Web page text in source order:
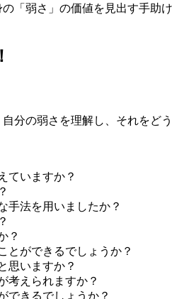
「弱さ」の価値を見出す手
分の弱さを理解し、それを
ていますか？
手法を用いましたか？
？
とができるでしょうか？
思いますか？
考えられますか？
できるでしょうか？